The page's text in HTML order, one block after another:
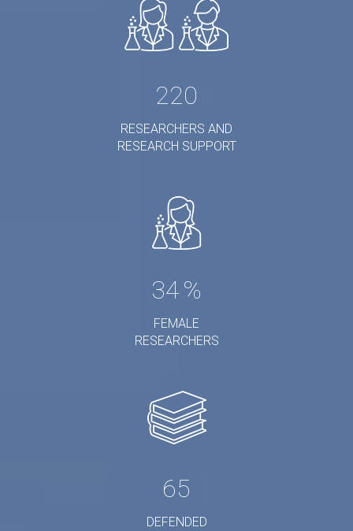
220
RESEARCHERS AND
RESEARCH SUPPORT
34%
FEMALE
RESEARCHERS
65
DEFENDED